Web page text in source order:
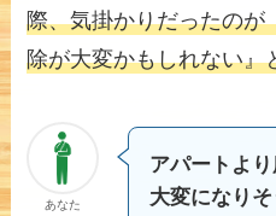
際、気掛かりだったのが
除が大変かもしれない』
あなた
アパートよ
大変になり